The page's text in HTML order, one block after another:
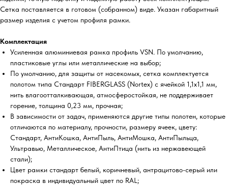
Сетка поставляется в готовом (собранном) виде. Указан габаритный
размер изделия с учетом профиля рамки.
Комплектация
Усиленная алюминиевая рамка профиль VSN. По умолчанию,
пластиковые углы или металлические на выбор;
По умолчанию, для защиты от насекомых, сетка комплектуется
полотом типа Стандарт FIBERGLASS (Nortex) с ячейкой 1,1х1,1 мм,
нить влагоотталкивающая, атмосферостойкая, не поддерживает
горение, толщина 0,23 мм, прочная;
В зависимости от задач, применяются другие типы полотен, которые
отличаются по материалу, прочности, размеру ячеек, цвету:
Стандарт, АнтиКошка, АнтиПыль, АнтиМошка, АнтиПыльца,
Ультравью, Металлическое, АнтиПтица (нить из нержавеющей
стали);
Цвет рамки стандарт белый, коричневый, антрацитово-серый или
покраска в индивидуальный цвет по RAL;